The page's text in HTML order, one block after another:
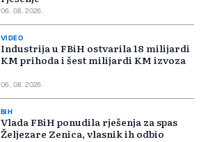
06. 08. 2026.
VIDEO
Industrija u FBiH ostvarila 18 milijardi
KM prihoda i šest milijardi KM izvoza
06. 08. 2026.
BIH
Vlada FBiH ponudila rješenja za spas
Željezare Zenica, vlasnik ih odbio